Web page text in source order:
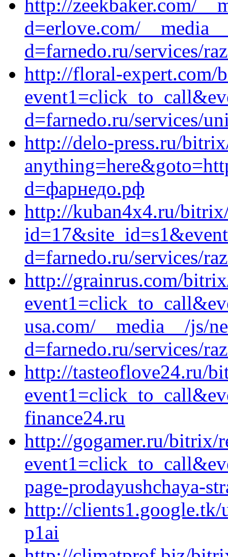
http://zeekbaker.com/
d=erlove.com/
d=farnedo.ru/services/
http://floral-expert.com/
d=farnedo.ru/services/
http://delo-press.ru/
d=фарнедо.рф
http://kuban4x4.ru/
d=farnedo.ru/services/
http://grainrus.com/
usa.com/__media__/js/
d=farnedo.ru/services/
http://tasteoflove24.ru/
finance24.ru
http://gogamer.ru/bitrix/
page-prodayushchaya-
http://
p1ai